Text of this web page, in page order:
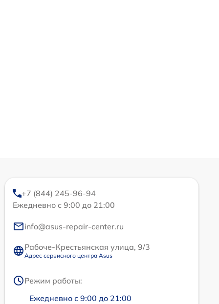
+7 (844) 245-96-94
Ежедневно с 9:00 до 21:00
info@asus-repair-center.ru
Рабоче-Крестьянская улица, 9/3
Адрес сервисного центра Asus
Режим работы:
Ежедневно с 9:00 до 21:00